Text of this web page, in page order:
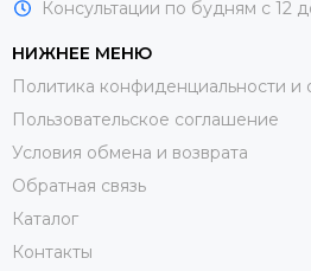
Консультации по будням с 12
НИЖНЕЕ МЕНЮ
Политика конфиденциальности и
Пользовательское соглашение
Условия обмена и возврата
Обратная связь
Каталог
Контакты